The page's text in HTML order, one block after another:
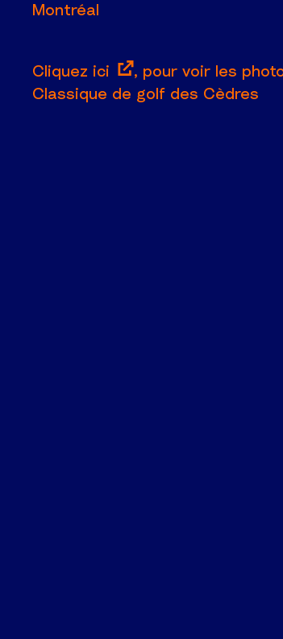
Montréal
Cliquez ici , pour voir les
Classique de golf des Cèdres